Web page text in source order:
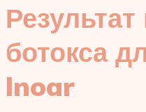
ботокса
Inoar